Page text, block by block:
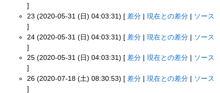
]
23 (2020-05-31 (日) 04:03:31) [ 差分 |現在との差分
ソース
]
24 (2020-05-31 (日) 04:03:31) [ 差分 |現在との差分 | ソース
]
25 (2020-05-31 (日) 04:03:31) [ 差分 |現在との差分
ソース
]
26 (2020-07-18 (土) 08:30:53) [ 差分 |現在との差分
ソース
]